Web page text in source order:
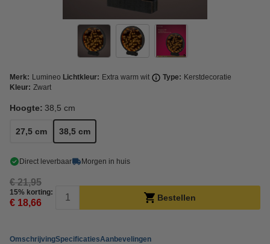
Merk: Lumineo Lichtkleur: Extra warm wit Type: Kerstdecoratie
Kleur: Zwart
Hoogte: 38,5 cm
27,5 cm 38,5 cm
Direct leverbaar Morgen in huis
€ 21,95
15% korting:
€ 18,66 Bestellen
OmschrijvingSpecificatiesAanbevelingen